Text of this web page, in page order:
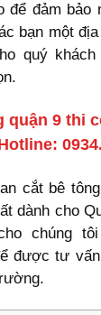
để đảm bảo
bạn một
quý khách
quận 9 thi
cắt bê
dành cho
chúng
được tư